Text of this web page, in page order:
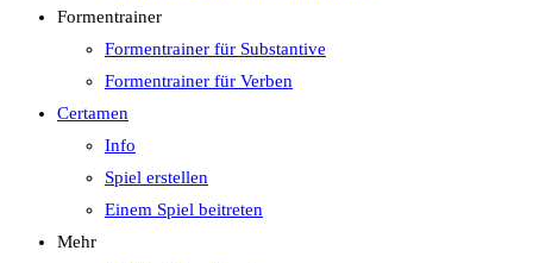
Formentrainer
Formentrainer für Substantive
Formentrainer für Verben
Certamen
Info
Spiel erstellen
Einem Spiel beitreten
Mehr